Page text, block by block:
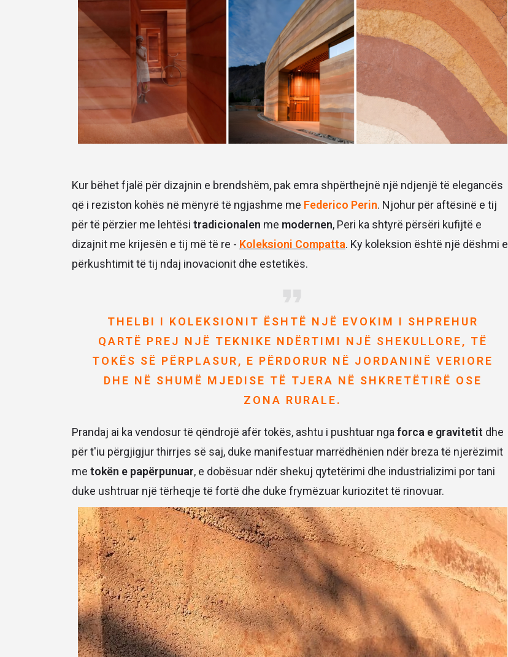
Kur bëhet fjalë për dizajnin e brendshëm, pak emra shpërthejnë një ndjenjë të elegancës
që i reziston kohës në mënyrë të ngjashme me Federico Perin. Njohur për aftësinë e tij
për të përzier me lehtësi tradicionalen me modernen, Peri ka shtyrë përsëri kufijtë e
dizajnit me krijesën e tij më të re - Koleksioni Compatta. Ky koleksion është një dëshmi e
përkushtimit të tij ndaj inovacionit dhe estetikës.
THELBI I KOLEKSIONIT ËSHTË NJË EVOKIM I SHPREHUR
QARTË PREJ NJË TEKNIKE NDËRTIMI NJË SHEKULLORE, TË
TOKËS SË PËRPLASUR, E PËRDORUR NË JORDANINË VERIORE
DHE NË SHUMË MJEDISE TË TJERA NË SHKRETËTIRË OSE
ZONA RURALE.
Prandaj ai ka vendosur të qëndrojë afër tokës, ashtu i pushtuar ngaforca e gravitetit dhe
për t'iu përgjigjur thirrjes së saj, duke manifestuar marrëdhënien ndër breza të njerëzimit
me tokën e papërpunuar, e dobësuar ndër shekuj qytetërimi dhe industrializimi por tani
duke ushtruar një tërheqje të fortë dhe duke frymëzuar kuriozitet të rinovuar.